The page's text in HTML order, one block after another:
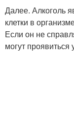
Далее. Алкоголь
клетки в
Если он не
могут